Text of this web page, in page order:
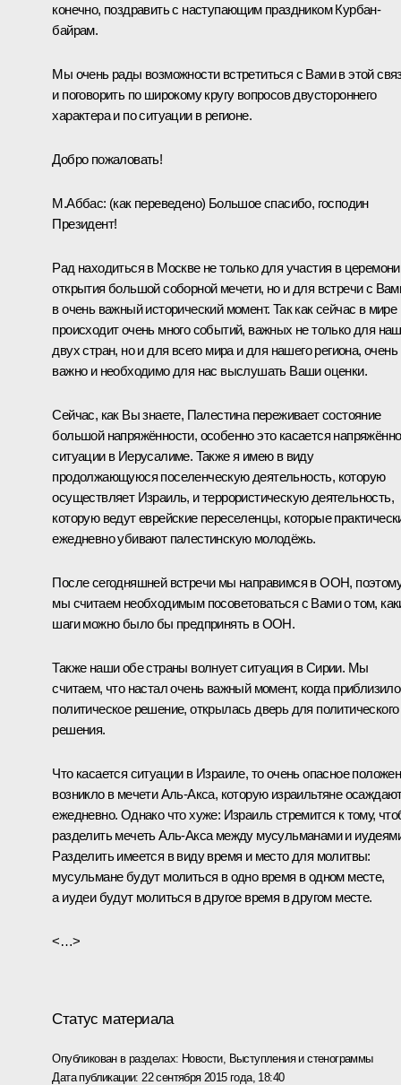
конечно, поздравить с наступающим праздником Курбан-
байрам.
Мы очень рады возможности встретиться с Вами в этой
и поговорить по широкому кругу вопросов двустороннего
характера и по ситуации в регионе.
Добро пожаловать!
М.Аббас: (как переведено) Большое спасибо, господин
Президент!
Рад находиться в Москве не только для участия в
открытия большой соборной мечети, но и для встречи с
в очень важный исторический момент. Так как сейчас в мире
происходит очень много событий, важных не только для
двух стран, но и для всего мира и для нашего региона, очень
важно и необходимо для нас выслушать Ваши оценки.
Сейчас, как Вы знаете, Палестина переживает состояние
большой напряжённости, особенно это касается
ситуации в Иерусалиме. Также я имею в виду
продолжающуюся поселенческую деятельность, которую
осуществляет Израиль, и террористическую деятельность,
которую ведут еврейские переселенцы, которые
ежедневно убивают палестинскую молодёжь.
После сегодняшней встречи мы направимся в ООН,
мы считаем необходимым посоветоваться с Вами о том,
шаги можно было бы предпринять в ООН.
Также наши обе страны волнует ситуация в Сирии. Мы
считаем, что настал очень важный момент, когда
политическое решение, открылась дверь для политического
решения.
Что касается ситуации в Израиле, то очень опасное
возникло в мечети Аль-Акса, которую израильтяне
ежедневно. Однако что хуже: Израиль стремится к тому,
разделить мечеть Аль-Акса между мусульманами и
Разделить имеется в виду время и место для молитвы:
мусульмане будут молиться в одно время в одном месте,
а иудеи будут молиться в другое время в другом месте.
<…>
Статус материала
Опубликован в разделах: Новости, Выступления и стенограммы
Дата публикации: 22 сентября 2015 года, 18:40